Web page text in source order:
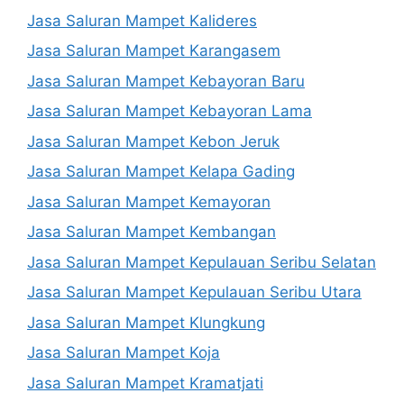
Jasa Saluran Mampet Kalideres
Jasa Saluran Mampet Karangasem
Jasa Saluran Mampet Kebayoran Baru
Jasa Saluran Mampet Kebayoran Lama
Jasa Saluran Mampet Kebon Jeruk
Jasa Saluran Mampet Kelapa Gading
Jasa Saluran Mampet Kemayoran
Jasa Saluran Mampet Kembangan
Jasa Saluran Mampet Kepulauan Seribu Selatan
Jasa Saluran Mampet Kepulauan Seribu Utara
Jasa Saluran Mampet Klungkung
Jasa Saluran Mampet Koja
Jasa Saluran Mampet Kramatjati